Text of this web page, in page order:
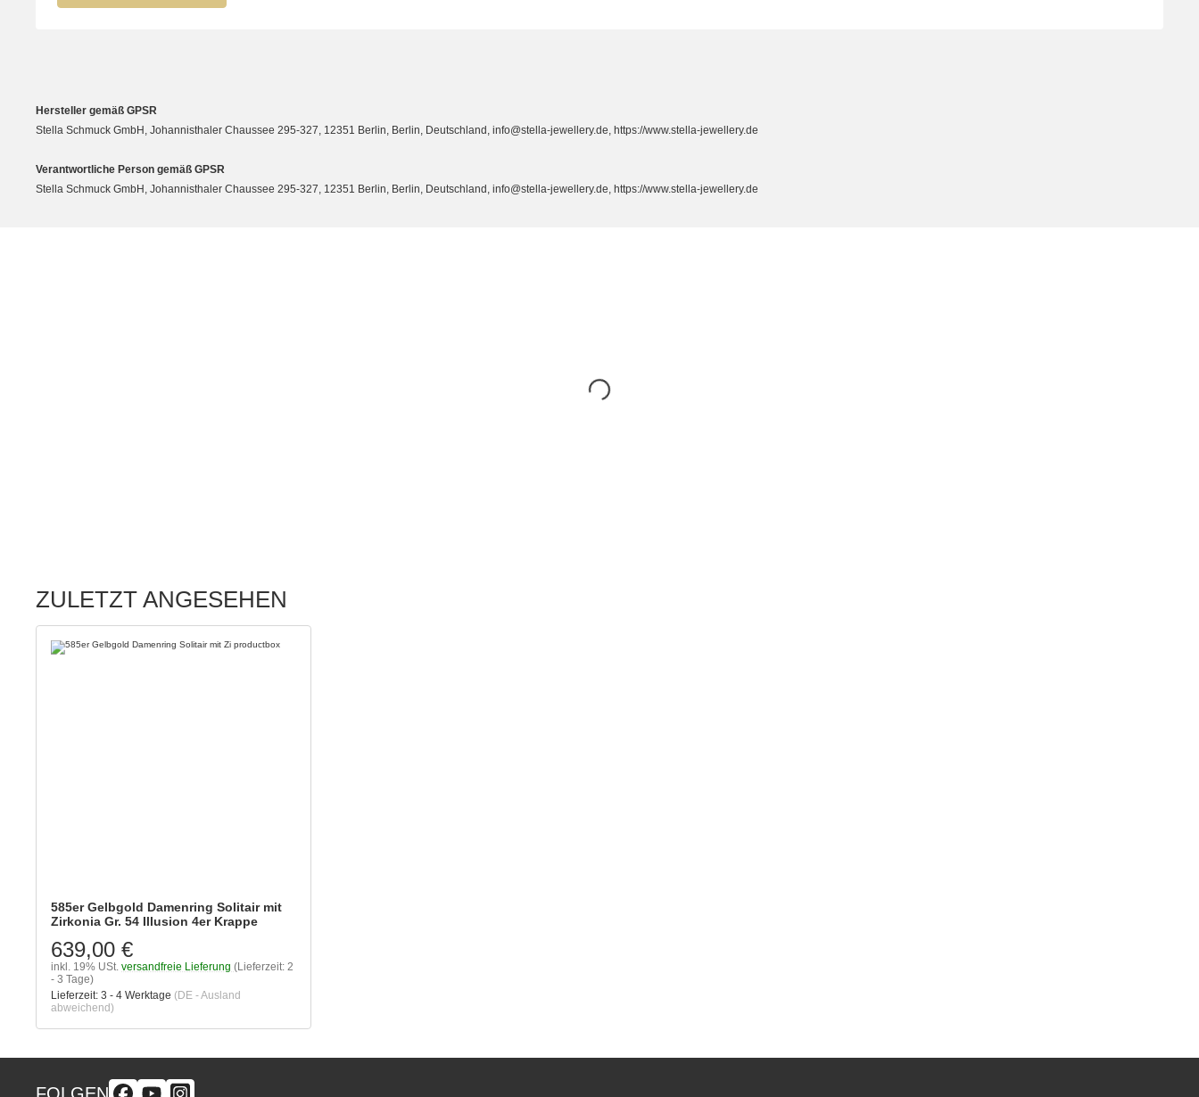
Hersteller gemäß GPSR
Stella Schmuck GmbH, Johannisthaler Chaussee 295-327, 12351 Berlin, Berlin, Deutschland, info@stella-jewellery.de, https://www.stella-jewellery.de
Verantwortliche Person gemäß GPSR
Stella Schmuck GmbH, Johannisthaler Chaussee 295-327, 12351 Berlin, Berlin, Deutschland, info@stella-jewellery.de, https://www.stella-jewellery.de
ZULETZT ANGESEHEN
585er Gelbgold Damenring Solitair mit
Zirkonia Gr. 54 Illusion 4er Krappe
639,00 €
inkl. 19% USt. versandfreie Lieferung (Lieferzeit: 2
- 3 Tage)
Lieferzeit: 3 - 4 Werktage (DE - Ausland
abweichend)